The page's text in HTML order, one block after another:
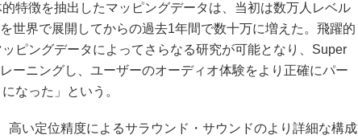
特徴を抽出したマッピングデータは、当初は数万人レベル
世界で展開してからの過去1年間で数十万に増えた。飛躍的
ピングデータによってさらなる研究が可能となり、Super
ーニングし、ユーザーのオーディオ体験をより正確にパー
なった」という。
高い定位精度によるサラウンド・サウンドのより詳細な構成